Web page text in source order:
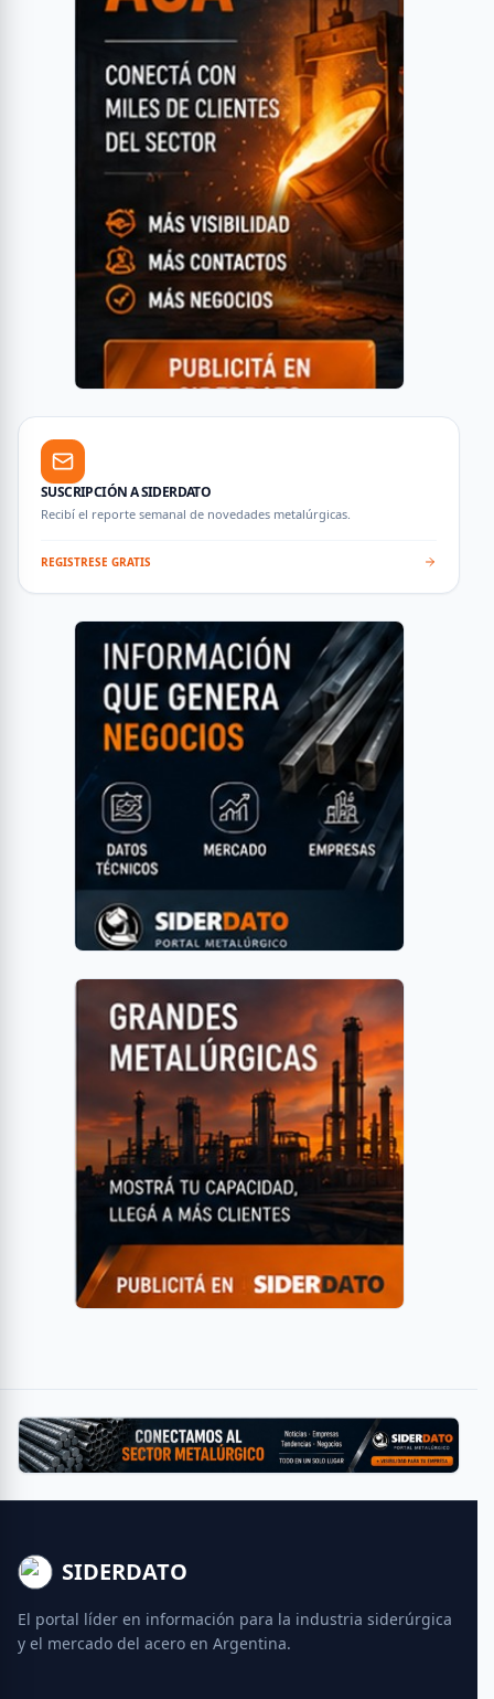
SUSCRIPCIÓN A SIDERDATO
Recibí el reporte semanal de novedades metalúrgicas.
REGISTRESE GRATIS
SIDERDATO
El portal líder en información para la industria siderúrgica
y el mercado del acero en Argentina.